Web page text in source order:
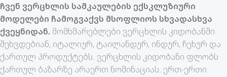
ჩვენ ვერცხლის სამკაულების ექსკლუზიური
მოდელები ჩამოგვაქვს მსოფლიოს სხვადასხვა
ქვეყნიდან. მომხმარებლები ვერცხლის კიდობანში
შეხვდებიან, იტალიურ, ტაილანდურ, ინდურ, ჩეხურ და
ქართულ პროდუქტებს. ვერცხლის კიდობანი ფლობს
ქართულ ბაზარზე არაერთ ნომინაციას. ერთ-ერთი